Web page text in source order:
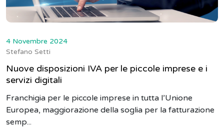
4 Novembre 2024
Stefano Setti
Nuove disposizioni IVA per le piccole imprese e i
servizi digitali
Franchigia per le piccole imprese in tutta l’Unione
Europea, maggiorazione della soglia per la fatturazione
semp...